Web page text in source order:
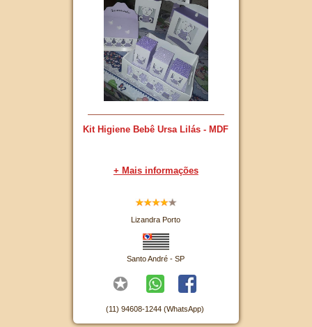
Kit Higiene Bebê Ursa Lilás - MDF
+ Mais informações
Lizandra Porto
Santo André - SP
(11) 94608-1244 (WhatsApp)